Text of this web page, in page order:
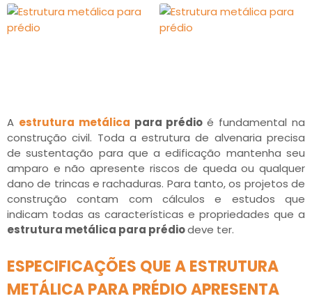
A estrutura metálica para prédioé fundamental na
construção civil. Toda a estrutura de alvenaria precisa
de sustentação para que a edificação mantenha seu
amparo e não apresente riscos de queda ou qualquer
dano de trincas e rachaduras. Para tanto, os projetos de
construção contam com cálculos e estudos que
indicam todas as características e propriedades que a
estrutura metálica para prédiodeve ter.
ESPECIFICAÇÕES QUE A ESTRUTURA
METÁLICA PARA PRÉDIO APRESENTA